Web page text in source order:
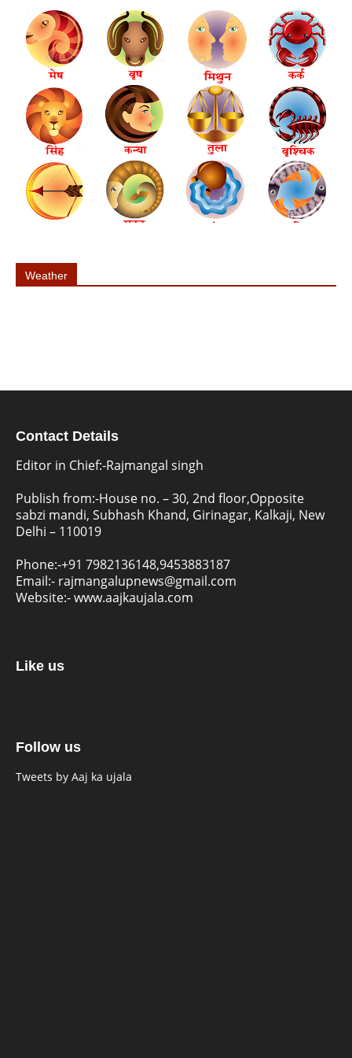
Weather
Contact Details
Editor in Chief:-Rajmangal singh
Publish from:-House no. – 30, 2nd floor,Opposite
sabzi mandi, Subhash Khand, Girinagar, Kalkaji, New
Delhi – 110019
Phone:-+91 7982136148,9453883187
Email:- rajmangalupnews@gmail.com
Website:-www.aajkaujala.com
Like us
Follow us
Tweets by Aaj ka ujala